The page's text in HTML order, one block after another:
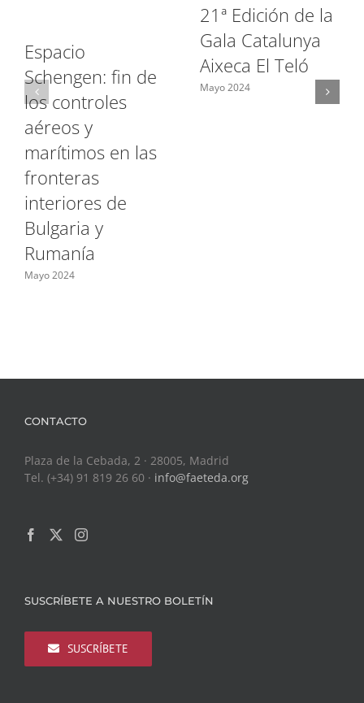
Espacio
Schengen: fin de
los controles
aéreos y
marítimos en las
fronteras
interiores de
Bulgaria y
Rumanía
Mayo 2024
21ª Edición de la
Gala Catalunya
Aixeca El Teló
Mayo 2024
CONTACTO
Plaza de la Cebada, 2 · 28005, Madrid
Tel. (+34) 91 819 26 60 · info@faeteda.org
SUSCRÍBETE A NUESTRO BOLETÍN
SUSCRÍBETE